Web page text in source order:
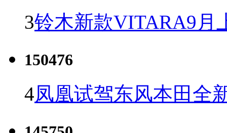
3铃木新款VITARA9月
150476
4凤凰试驾东风本田全